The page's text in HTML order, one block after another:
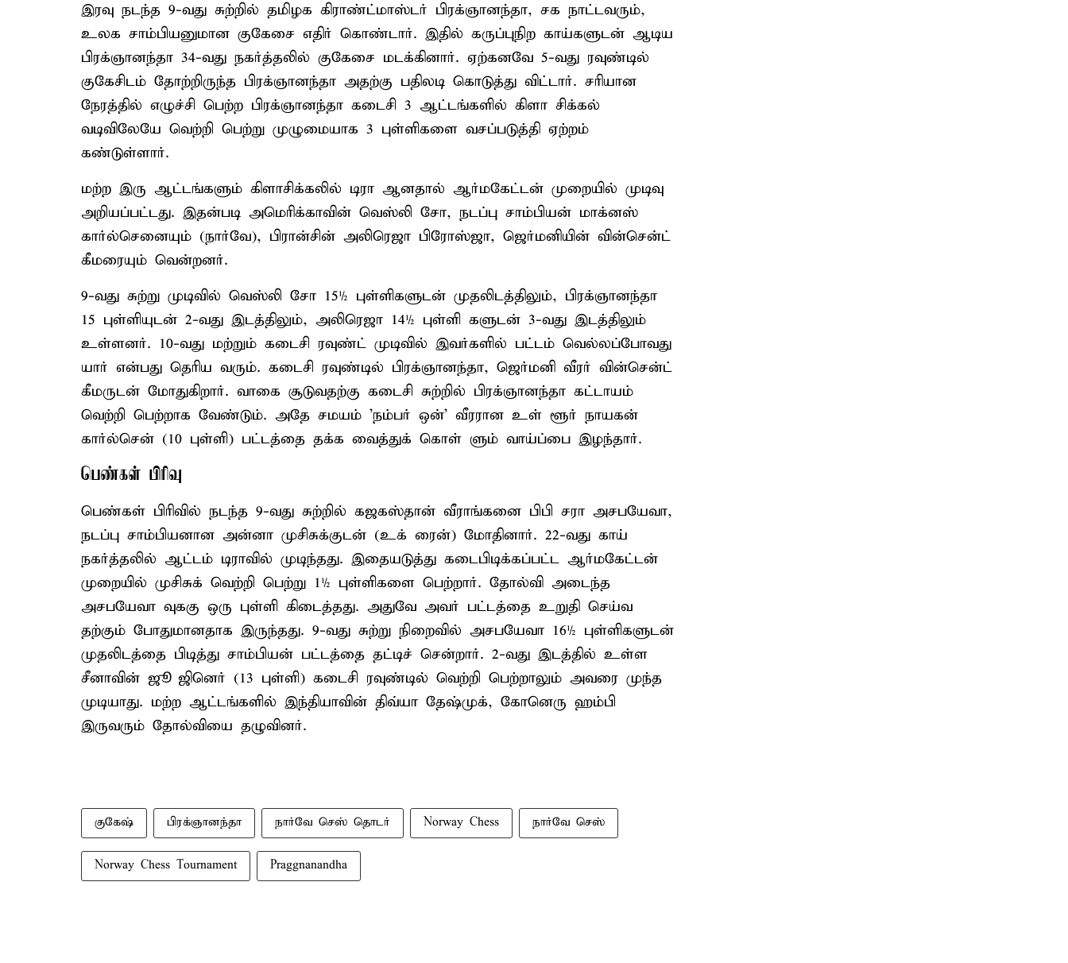
இரவு நடந்த 9-வது சுற்றில் தமிழக கிராண்ட்மாஸ்டர் பிரக்ஞானந்தா, சக நாட்டவரும்,
உலக சாம்பியனுமான குகேசை எதிர் கொண்டார். இதில் கருப்புநிற காய்களுடன் ஆடிய
பிரக்ஞானந்தா 34-வது நகர்த்தலில் குகேசை மடக்கினார். ஏற்கனவே 5-வது ரவுண்டில்
குகேசிடம் தோற்றிருந்த பிரக்ஞானந்தா அதற்கு பதிலடி கொடுத்து விட்டார். சரியான
நேரத்தில் எழுச்சி பெற்ற பிரக்ஞானந்தா கடைசி 3 ஆட்டங்களில் கிளா சிக்கல்
வடிவிலேயே வெற்றி பெற்று முழுமையாக 3 புள்ளிகளை வசப்படுத்தி ஏற்றம்
கண்டுள்ளார்.
மற்ற இரு ஆட்டங்களும் கிளாசிக்கலில் டிரா ஆனதால் ஆர்மகேட்டன் முறையில் முடிவு
அறியப்பட்டது. இதன்படி அமெரிக்காவின் வெஸ்லி சோ, நடப்பு சாம்பியன் மாக்னஸ்
கார்ல்செனையும் (நார்வே), பிரான்சின் அலிரெஜா பிரோஸ்ஜா, ஜெர்மனியின் வின்சென்ட்
கீமரையும் வென்றனர்.
9-வது சுற்று முடிவில் வெஸ்லி சோ 15½ புள்ளிகளுடன் முதலிடத்திலும், பிரக்ஞானந்தா
15 புள்ளியுடன் 2-வது இடத்திலும், அலிரெஜா 14½ புள்ளி களுடன் 3-வது இடத்திலும்
உள்ளனர். 10-வது மற்றும் கடைசி ரவுண்ட் முடிவில் இவர்களில் பட்டம் வெல்லப்போவது
யார் என்பது தெரிய வரும். கடைசி ரவுண்டில் பிரக்ஞானந்தா, ஜெர்மனி வீரர் வின்சென்ட்
கீமருடன் மோதுகிறார். வாகை சூடுவதற்கு கடைசி சுற்றில் பிரக்ஞானந்தா கட்டாயம்
வெற்றி பெற்றாக வேண்டும். அதே சமயம் 'நம்பர் ஒன்' வீரரான உள் ளூர் நாயகன்
கார்ல்சென் (10 புள்ளி) பட்டத்தை தக்க வைத்துக் கொள் ளும் வாய்ப்பை இழந்தார்.
பெண்கள் பிரிவு
பெண்கள் பிரிவில் நடந்த 9-வது சுற்றில் கஜகஸ்தான் வீராங்கனை பிபி சரா அசபயேவா,
நடப்பு சாம்பியனான அன்னா முசிசுக்குடன் (உக் ரைன்) மோதினார். 22-வது காய்
நகர்த்தலில் ஆட்டம் டிராவில் முடிந்தது. இதையடுத்து கடைபிடிக்கப்பட்ட ஆர்மகேட்டன்
முறையில் முசிசுக் வெற்றி பெற்று 1½ புள்ளிகளை பெற்றார். தோல்வி அடைந்த
அசபயேவா வுககு ஒரு புள்ளி கிடைத்தது. அதுவே அவர் பட்டத்தை உறுதி செய்வ
தற்கும் போதுமானதாக இருந்தது. 9-வது சுற்று நிறைவில் அசபயேவா 16½ புள்ளிகளுடன்
முதலிடத்தை பிடித்து சாம்பியன் பட்டத்தை தட்டிச் சென்றார். 2-வது இடத்தில் உள்ள
சீனாவின் ஜூ ஜினெர் (13 புள்ளி) கடைசி ரவுண்டில் வெற்றி பெற்றாலும் அவரை முந்த
முடியாது. மற்ற ஆட்டங்களில் இந்தியாவின் திவ்யா தேஷ்முக், கோனெரு ஹம்பி
இருவரும் தோல்வியை தழுவினர்.
குகேஷ் பிரக்ஞானந்தா நார்வே செஸ் தொடர் Norway Chess நார்வே செஸ்
Norway Chess Tournament Praggnanandha